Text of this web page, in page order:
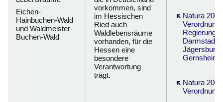
Eichen-
Hainbuchen-Wald
und Waldmeister-
Buchen-Wald
vorkommen, sind
im Hessischen
Ried auch
Waldlebensräume
vorhanden, für die
Hessen eine
besondere
Verantwortung
trägt.
Natura
Verordnung
Darmstadt -
Öffnet sich in
Natura
Verordnung
Öffnet sich in